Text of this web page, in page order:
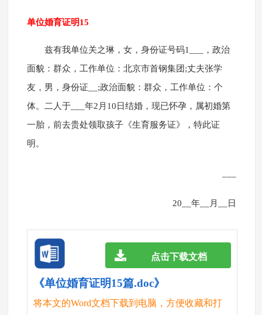
单位婚育证明15
兹有我单位关之琳，女，身份证号码1___，政治
面貌：群众，工作单位：北京市首钢集团;丈夫张学
友，男，身份证__;政治面貌：群众，工作单位：个
体。二人于___年2月10日结婚，现已怀孕，属初婚第
一胎，前去贵处领取孩子《生育服务证》，特此证
明。
20__年__月__日
《单位婚育证明15篇.doc》
将本文的Word文档下载到电脑，方便收藏和打
点击下载文档